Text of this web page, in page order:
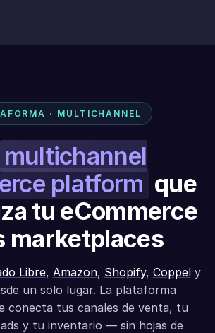
· MULTICHANNEL
multichannel
platform que
tu eCommerce
marketplaces
Libre, Amazon, Shopify, Coppel y
un solo lugar. La plataforma
conecta tus canales de venta, tu
y tu inventario — sin hojas de